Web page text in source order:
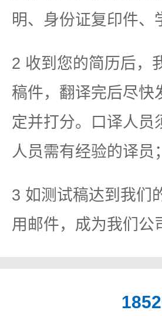
明、身份证复印件、
2 收到您的简历后，
稿件，翻译完后尽快
定并打分。口译人员
人员需有经验的译员；
3 如测试稿达到我们
用邮件，成为我们公